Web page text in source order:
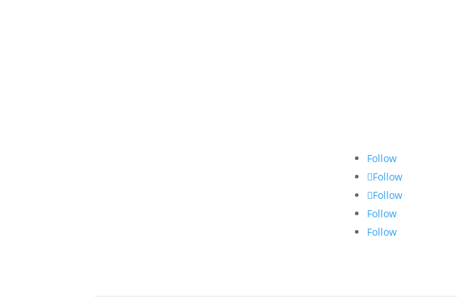
Follow
Follow
Follow
Follow
Follow